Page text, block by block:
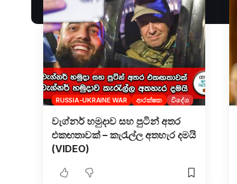
RUSSIA-UKRAINE WAR ආරක්ෂක විදේශ
වැග්නර් හමුදාව සහ පුටින් අතර
එකඟතාවක් – කැරැල්ල අතහැර දමයි
(VIDEO)